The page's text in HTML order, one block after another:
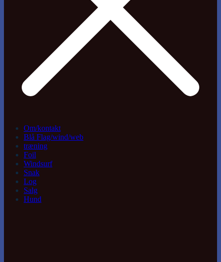
Om/kontakt
Blå Flag/wind/web
træning
Foil
Windsurf
Snak
Log
Salg
Hund